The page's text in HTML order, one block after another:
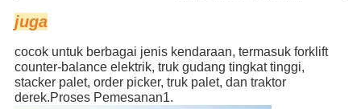
juga
cocok untuk berbagai jenis kendaraan, termasuk forklift
counter-balance elektrik, truk gudang tingkat tinggi,
stacker palet, order picker, truk palet, dan traktor
derek.Proses Pemesanan1.